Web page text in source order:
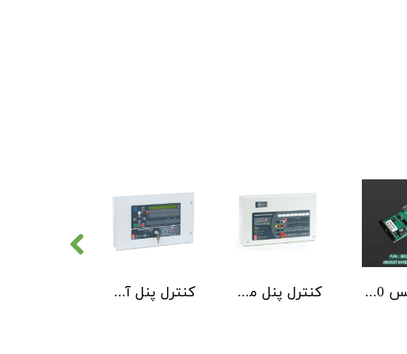
کنترل پنل آدرس پذیر C-TEC سری XFP دو لوپ 32 زون کنترل پنل متعارف C-TEC سری CFP 8 Zone اینترفیس NSC | ArcNET B01350-00